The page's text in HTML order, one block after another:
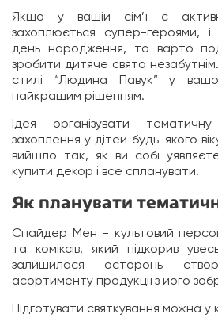
Якщо у вашій сім’ї є
захоплюється супер-героями,
день народження, то варто
зробити дитяче свято
стилі “Людина Павук” у
найкращим рішенням.
Ідея організувати
захоплення у дітей будь-якого
вийшло так, як ви собі
купити декор і все спланувати.
Як планувати
Спайдер Мен - культовий
та коміксів, який підкорив
залишилася осторонь
асортименту продукції з його
Підготувати святкування можна у